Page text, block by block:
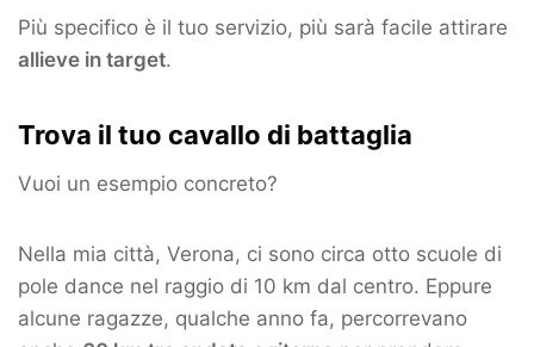
Più specifico è il tuo servizio, più sarà facile attirare
allieve in target.
Trova il tuo cavallo di battaglia
Vuoi un esempio concreto?
Nella mia città, Verona, ci sono circa otto scuole di
pole dance nel raggio di 10 km dal centro. Eppure
alcune ragazze, qualche anno fa, percorrevano